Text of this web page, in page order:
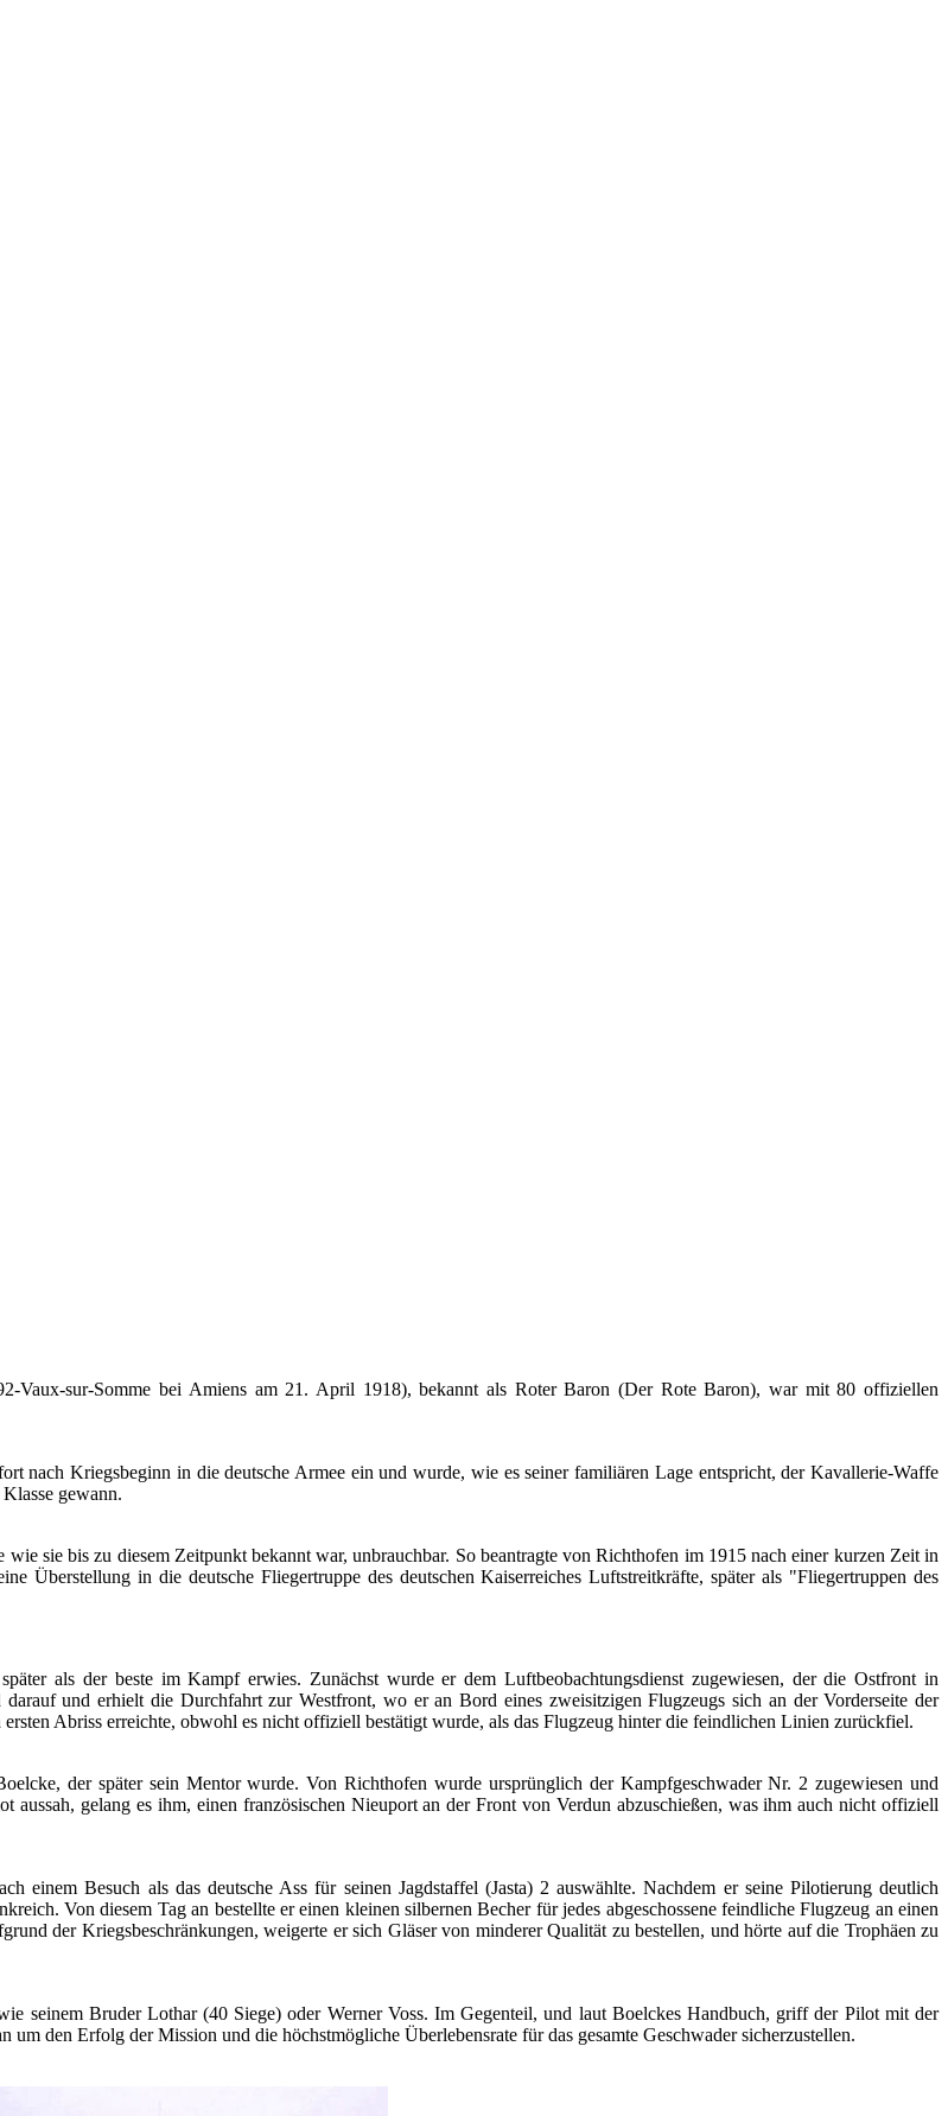
Vaux-sur-Somme bei Amiens am 21. April 1918), bekannt als Roter Baron (Der Rote Baron), war mit 80 offiziellen
nach Kriegsbeginn in die deutsche Armee ein und wurde, wie es seiner familiären Lage entspricht, der Kavallerie-Waffe
gewann.
sie bis zu diesem Zeitpunkt bekannt war, unbrauchbar. So beantragte von Richthofen im 1915 nach einer kurzen Zeit in
Überstellung in die deutsche Fliegertruppe des deutschen Kaiserreiches Luftstreitkräfte, später als "Fliegertruppen des
als der beste im Kampf erwies. Zunächst wurde er dem Luftbeobachtungsdienst zugewiesen, der die Ostfront in
und erhielt die Durchfahrt zur Westfront, wo er an Bord eines zweisitzigen Flugzeugs sich an der Vorderseite der
Abriss erreichte, obwohl es nicht offiziell bestätigt wurde, als das Flugzeug hinter die feindlichen Linien zurückfiel.
der später sein Mentor wurde. Von Richthofen wurde ursprünglich der Kampfgeschwader Nr. 2 zugewiesen und
gelang es ihm, einen französischen Nieuport an der Front von Verdun abzuschießen, was ihm auch nicht offiziell
einem Besuch als das deutsche Ass für seinen Jagdstaffel (Jasta) 2 auswählte. Nachdem er seine Pilotierung deutlich
Von diesem Tag an bestellte er einen kleinen silbernen Becher für jedes abgeschossene feindliche Flugzeug an einen
der Kriegsbeschränkungen, weigerte er sich Gläser von minderer Qualität zu bestellen, und hörte auf die Trophäen zu
seinem Bruder Lothar (40 Siege) oder Werner Voss. Im Gegenteil, und laut Boelckes Handbuch, griff der Pilot mit der
den Erfolg der Mission und die höchstmögliche Überlebensrate für das gesamte Geschwader sicherzustellen.